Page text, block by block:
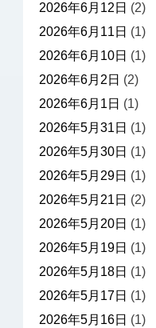
2026年6月12日 (2)
2026年6月11日 (1)
2026年6月10日 (1)
2026年6月2日 (2)
2026年6月1日 (1)
2026年5月31日 (1)
2026年5月30日 (1)
2026年5月29日 (1)
2026年5月21日 (2)
2026年5月20日 (1)
2026年5月19日 (1)
2026年5月18日 (1)
2026年5月17日 (1)
2026年5月16日 (1)